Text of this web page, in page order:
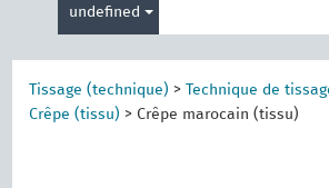
undefined
de
recherche
Tissage (technique) > Technique de
Crêpe (tissu) > Crêpe marocain (tissu)